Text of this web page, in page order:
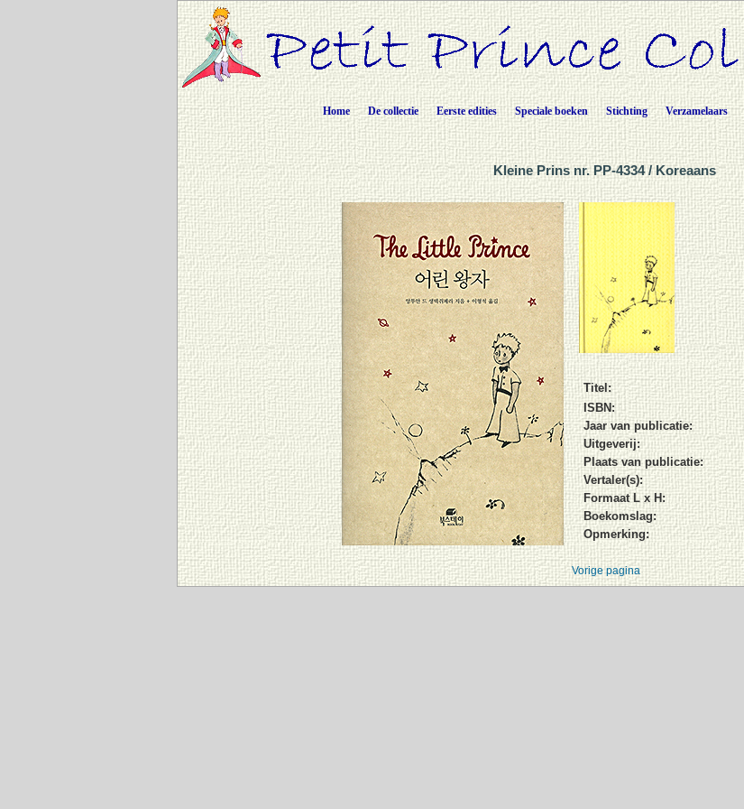
Home De collectie Eerste edities Speciale boeken Stichting Verzamelaars
Kleine Prins nr. PP-4334 / Koreaans
Titel:
ISBN:
Jaar van publicatie:
Uitgeverij:
Plaats van publicatie:
Vertaler(s):
Formaat L x H:
Boekomslag:
Opmerking:
Vorige pagina